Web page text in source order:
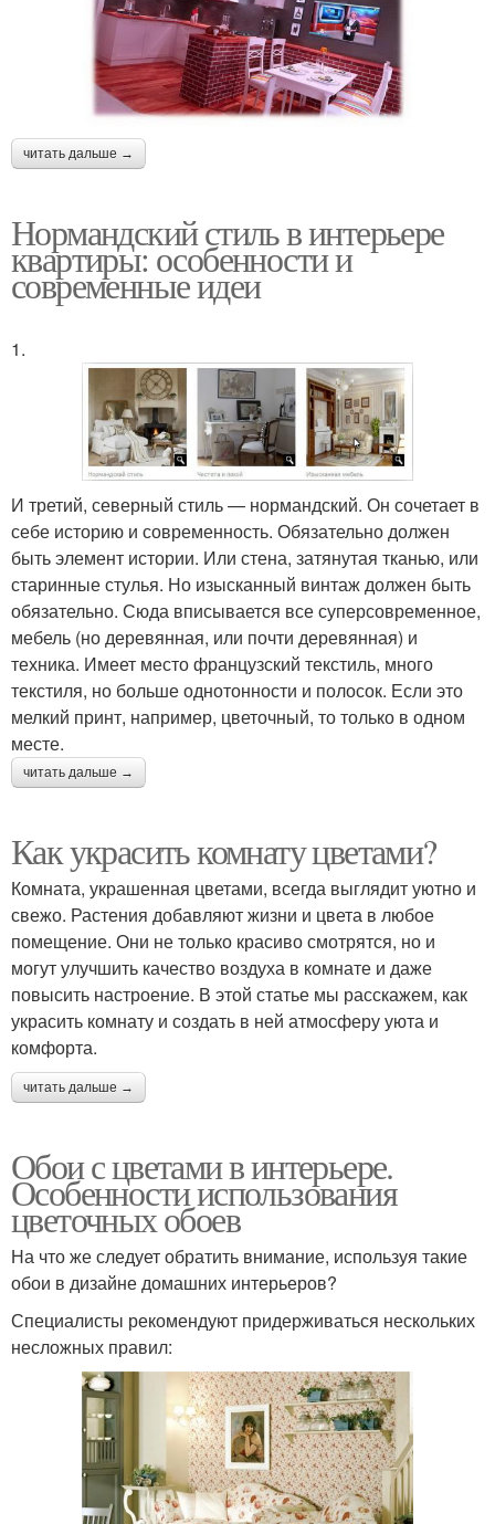
читать дальше →
Нормандский стиль в интерьере
квартиры: особенности и
современные идеи
1.
И третий, северный стиль — нормандский. Он сочетает в
себе историю и современность. Обязательно должен
быть элемент истории. Или стена, затянутая тканью, или
старинные стулья. Но изысканный винтаж должен быть
обязательно. Сюда вписывается все суперсовременное,
мебель (но деревянная, или почти деревянная) и
техника. Имеет место французский текстиль, много
текстиля, но больше однотонности и полосок. Если это
мелкий принт, например, цветочный, то только в одном
месте.
читать дальше →
Как украсить комнату цветами?
Комната, украшенная цветами, всегда выглядит уютно и
свежо. Растения добавляют жизни и цвета в любое
помещение. Они не только красиво смотрятся, но и
могут улучшить качество воздуха в комнате и даже
повысить настроение. В этой статье мы расскажем, как
украсить комнату и создать в ней атмосферу уюта и
комфорта.
читать дальше →
Обои с цветами в интерьере.
Особенности использования
цветочных обоев
На что же следует обратить внимание, используя такие
обои в дизайне домашних интерьеров?
Специалисты рекомендуют придерживаться нескольких
несложных правил: